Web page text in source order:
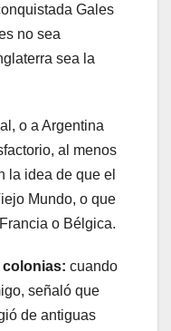
Gales
no sea
sea la
o a Argentina
al menos
la idea de que el
Mundo, o que
o Bélgica.
colonias: cuando
señaló que
de antiguas